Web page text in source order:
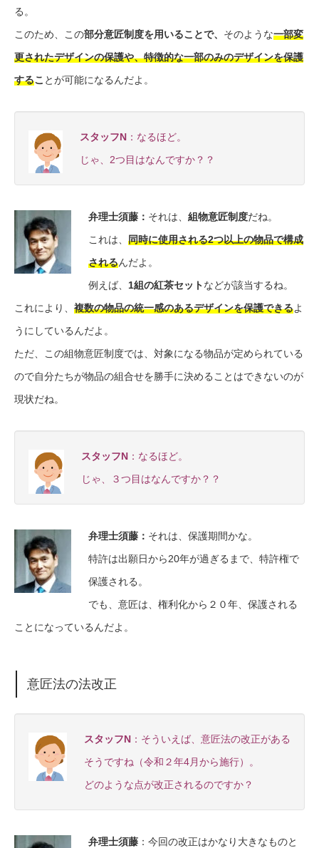
る。
このため、この部分意匠制度を用いることで、 そのような一部変
更されたデザインの保護や、特徴的な一部のみのデザインを保護
するこ とが可能になるんだよ。
スタッフN ：なるほど。
じゃ、2つ目はなんですか？？
弁理士須藤 ： それは、 組物意匠制度だね。
これは、 同時に使用される2つ以上の物品で構成
されるんだよ。
例えば、 1組の紅茶セットなどが該当するね。
これにより、 複数の物品の統一感のあるデザインを保護できるよ
うにしているんだよ。
ただ、この組物意匠制度では、対象になる物品が定められている
ので自分たちが物品の組合せを勝手に決めることはできないのが
現状だね。
スタッフN ：なるほど。
じゃ、３つ目はなんですか？？
弁理士須藤 ： それは、保護期間かな。
特許は出願日から20年が過ぎるまで、特許権で
保護される。
でも、意匠は、権利化から２０年、保護される
ことになっているんだよ。
意匠法の法改正
スタッフN ：そういえば、意匠法の改正がある
そうですね（令和２年4月から施行）。
どのような点が改正されるのですか？
弁理士須藤 ：今回の改正はかなり大きなものと